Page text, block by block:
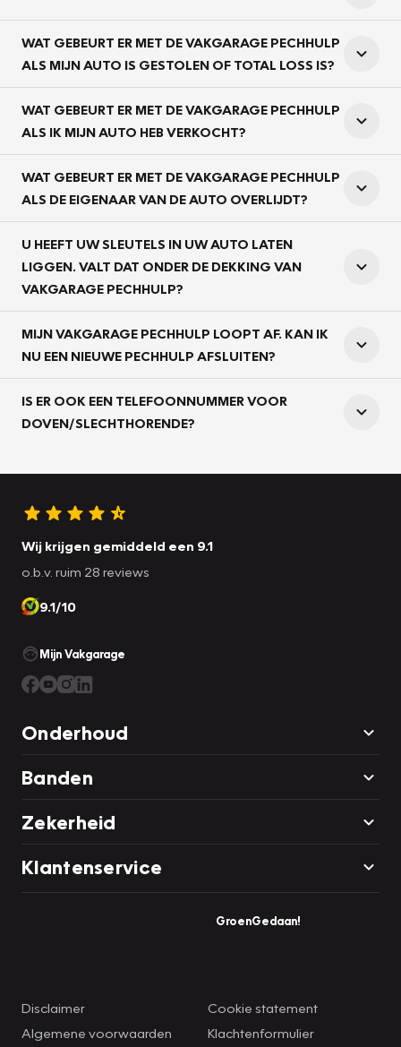
WAT GEBEURT ER MET DE VAKGARAGE PECHHULP
ALS MIJN AUTO IS GESTOLEN OF TOTAL LOSS IS?
WAT GEBEURT ER MET DE VAKGARAGE PECHHULP
ALS IK MIJN AUTO HEB VERKOCHT?
WAT GEBEURT ER MET DE VAKGARAGE PECHHULP
ALS DE EIGENAAR VAN DE AUTO OVERLIJDT?
U HEEFT UW SLEUTELS IN UW AUTO LATEN
LIGGEN. VALT DAT ONDER DE DEKKING VAN
VAKGARAGE PECHHULP?
MIJN VAKGARAGE PECHHULP LOOPT AF. KAN IK
NU EEN NIEUWE PECHHULP AFSLUITEN?
IS ER OOK EEN TELEFOONNUMMER VOOR
DOVEN/SLECHTHORENDE?
Wij krijgen gemiddeld een 9.1
o.b.v. ruim 28 reviews
9.1/10
Mijn Vakgarage
Onderhoud
Banden
Zekerheid
Klantenservice
GroenGedaan!
Disclaimer
Algemene voorwaarden
Cookie statement
Klachtenformulier